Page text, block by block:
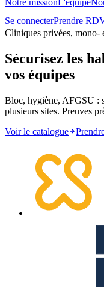
Notre missionL'équipe
Se connecterPrendre
Cliniques privées, mono-
Sécurisez les
vos équipes
Bloc, hygiène, AFGSU :
plusieurs sites. Preuves
Voir le catalogue